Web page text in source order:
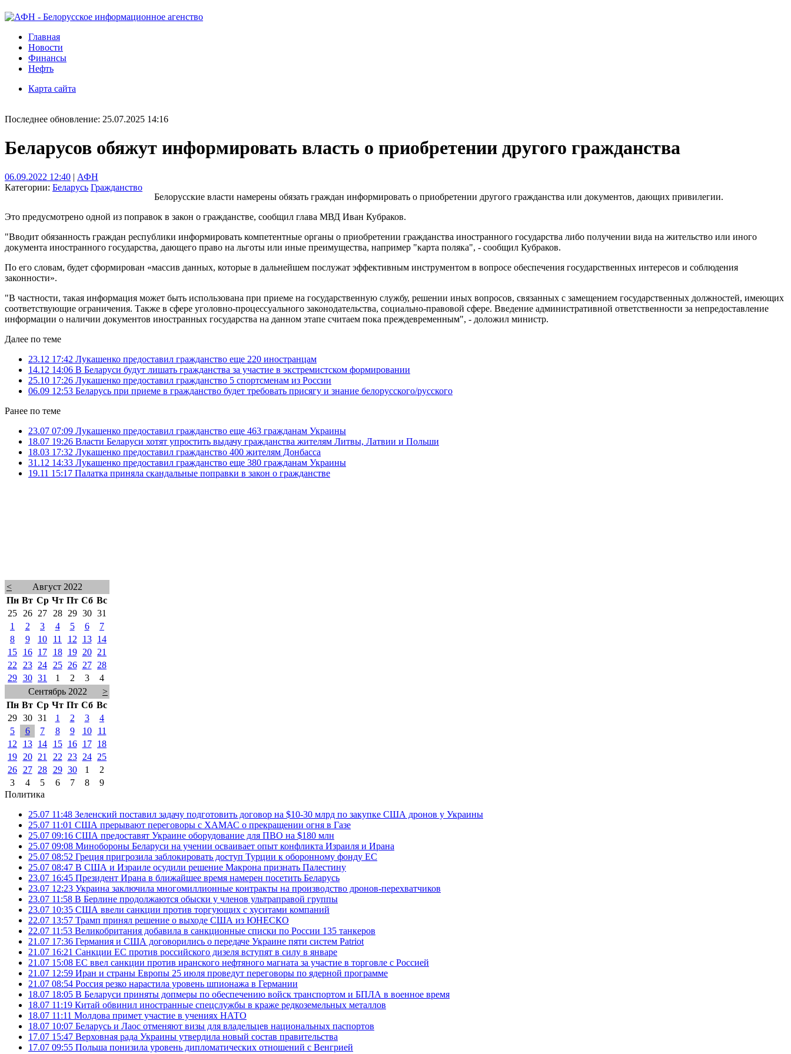
Главная
Новости
Финансы
Нефть
Карта сайта
Последнее обновление: 25.07.2025 14:16
Беларусов обяжут информировать власть о приобретении другого гражданства
06.09.2022 12:40 | АФН
Категории: Беларусь Гражданство
Белорусские власти намерены обязать граждан информировать о приобретении другого гражданства или документов, дающих привилегии.
Это предусмотрено одной из поправок в закон о гражданстве, сообщил глава МВД Иван Кубраков.
"Вводит обязанность граждан республики информировать компетентные органы о приобретении гражданства иностранного государства либо получении вида на жительство или иного
документа иностранного государства, дающего право на льготы или иные преимущества, например "карта поляка", - сообщил Кубраков.
По его словам, будет сформирован «массив данных, которые в дальнейшем послужат эффективным инструментом в вопросе обеспечения государственных интересов и соблюдения
законности».
"В частности, такая информация может быть использована при приеме на государственную службу, решении иных вопросов, связанных с замещением государственных должностей, имеющих
соответствующие ограничения. Также в сфере уголовно-процессуального законодательства, социально-правовой сфере. Введение административной ответственности за непредоставление
информации о наличии документов иностранных государства на данном этапе считаем пока преждевременным", - доложил министр.
Далее по теме
23.12 17:42 Лукашенко предоставил гражданство еще 220 иностранцам
14.12 14:06 В Беларуси будут лишать гражданства за участие в экстремистском формировании
25.10 17:26 Лукашенко предоставил гражданство 5 спортсменам из России
06.09 12:53 Беларусь при приеме в гражданство будет требовать присягу и знание белорусского/русского
Ранее по теме
23.07 07:09 Лукашенко предоставил гражданство еще 463 гражданам Украины
18.07 19:26 Власти Беларуси хотят упростить выдачу гражданства жителям Литвы, Латвии и Польши
18.03 17:32 Лукашенко предоставил гражданство 400 жителям Донбасса
31.12 14:33 Лукашенко предоставил гражданство еще 380 гражданам Украины
19.11 15:17 Палатка приняла скандальные поправки в закон о гражданстве
<
Август 2022
Пн Вт Ср Чт Пт Сб Вс
25
26 27 28 29 30 31
1
2 3 4 5 6
7
8
9 10 11 12 13
14
15
16 17 18 19 20
21
22
23 24 25 26 27
28
29 30 31 1 2 3
4
Сентябрь 2022
>
Пн Вт Ср Чт Пт Сб Вс
29 30 31 1 2 3
4
5
6 7 8 9 10
11
12
13 14 15 16 17
18
19
20 21 22 23 24
25
26
27 28 29 30 1
2
3
4 5 6 7 8
9
Политика
25.07 11:48 Зеленский поставил задачу подготовить договор на $10-30 млрд по закупке США дронов у Украины
25.07 11:01 США прерывают переговоры с ХАМАС о прекращении огня в Газе
25.07 09:16 США предоставят Украине оборудование для ПВО на $180 млн
25.07 09:08 Минобороны Беларуси на учении осваивает опыт конфликта Израиля и Ирана
25.07 08:52 Греция пригрозила заблокировать доступ Турции к оборонному фонду ЕС
25.07 08:47 В США и Израиле осудили решение Макрона признать Палестину
23.07 16:45 Президент Ирана в ближайшее время намерен посетить Беларусь
23.07 12:23 Украина заключила многомиллионные контракты на производство дронов-перехватчиков
23.07 11:58 В Берлине продолжаются обыски у членов ультраправой группы
23.07 10:35 США ввели санкции против торгующих с хуситами компаний
22.07 13:57 Трамп принял решение о выходе США из ЮНЕСКО
22.07 11:53 Великобритания добавила в санкционные списки по России 135 танкеров
21.07 17:36 Германия и США договорились о передаче Украине пяти систем Patriot
21.07 16:21 Санкции ЕС против российского дизеля вступят в силу в январе
21.07 15:08 ЕС ввел санкции против иранского нефтяного магната за участие в торговле с Россией
21.07 12:59 Иран и страны Европы 25 июля проведут переговоры по ядерной программе
21.07 08:54 Россия резко нарастила уровень шпионажа в Германии
18.07 18:05 В Беларуси приняты допмеры по обеспечению войск транспортом и БПЛА в военное время
18.07 11:19 Китай обвинил иностранные спецслужбы в краже редкоземельных металлов
18.07 11:11 Молдова примет участие в учениях НАТО
18.07 10:07 Беларусь и Лаос отменяют визы для владельцев национальных паспортов
17.07 15:47 Верховная рада Украины утвердила новый состав правительства
17.07 09:55 Польша понизила уровень дипломатических отношений с Венгрией